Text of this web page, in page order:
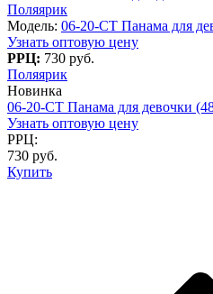
Поляярик
Модель: 06-20-CT Панама для
Узнать оптовую цену
РРЦ: 730 руб.
Поляярик
Новинка
06-20-CT Панама для девочки
Узнать оптовую цену
РРЦ:
730 руб.
Купить